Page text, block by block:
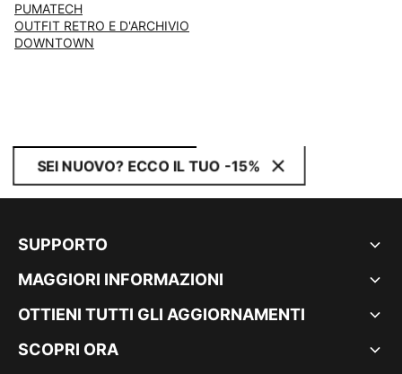
PUMATECH
OUTFIT RETRO E D'ARCHIVIO
DOWNTOWN
SEI NUOVO? ECCO IL TUO -15%
SUPPORTO
MAGGIORI INFORMAZIONI
OTTIENI TUTTI GLI AGGIORNAMENTI
SCOPRI ORA